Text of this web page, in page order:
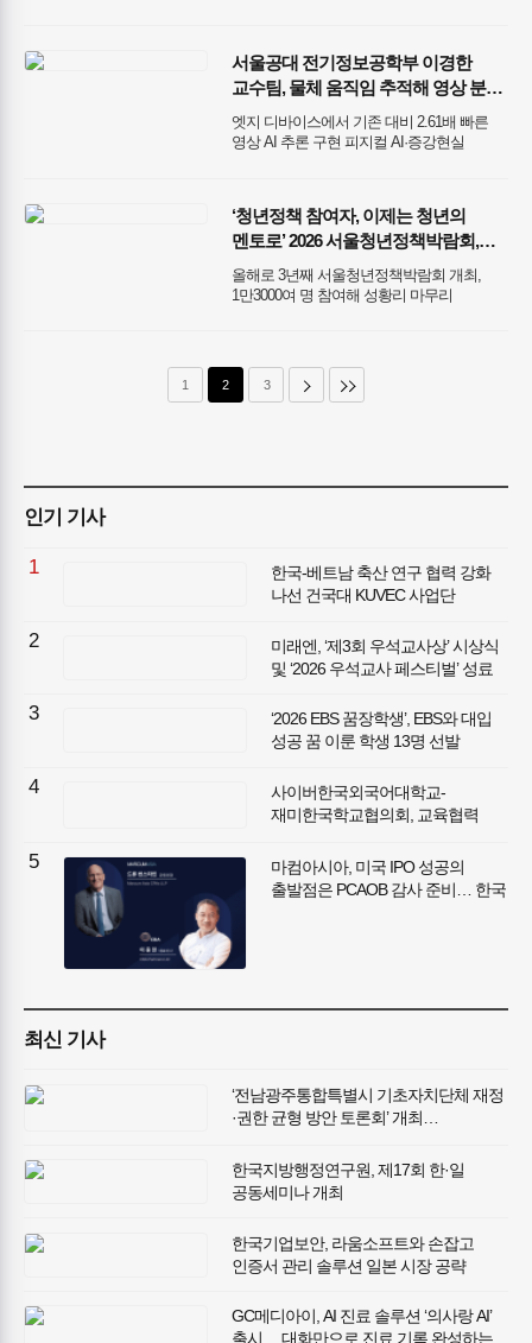
서울공대 전기정보공학부 이경한
교수팀, 물체 움직임 추적해 영상 분석
속도 높인 AI 시스템 ‘Ouroboros’ 개발
엣지 디바이스에서 기존 대비 2.61배 빠른
영상 AI 추론 구현 피지컬 AI·증강현실
‘청년정책 참여자, 이제는 청년의
멘토로’ 2026 서울청년정책박람회,
DDP에서 이틀간의 여정 마무리
올해로 3년째 서울청년정책박람회 개최,
1만3000여 명 참여해 성황리 마무리
상담부터 즉석 신청까지 원스톱 지원
홍춘욱, 장동선, 김민철 등 분야별 전문가
1 2 3
인기 기사
1
한국-베트남 축산 연구 협력 강화
나선 건국대 KUVEC 사업단
2
미래엔, ‘제3회 우석교사상’ 시상식
및 ‘2026 우석교사 페스티벌’ 성료
3
‘2026 EBS 꿈장학생’, EBS와 대입
성공 꿈 이룬 학생 13명 선발
4
사이버한국외국어대학교-
재미한국학교협의회, 교육협력
5
마컴아시아, 미국 IPO 성공의
출발점은 PCAOB 감사 준비… 한국
최신 기사
‘전남광주통합특별시 기초자치단체 재정
·권한 균형 방안 토론회’ 개최…
재정·권한 균형 방안 모색
한국지방행정연구원, 제17회 한·일
공동세미나 개최
한국기업보안, 라움소프트와 손잡고
인증서 관리 솔루션 일본 시장 공략
GC메디아이, AI 진료 솔루션 ‘의사랑 AI’
출시… 대화만으로 진료 기록 완성하는